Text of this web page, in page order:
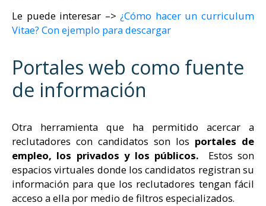
Le puede interesar –>¿Cómo hacer un curriculum
Vitae? Con ejemplo para descargar
Portales web como fuente
de información
Otra herramienta que ha permitido acercar a
reclutadores con candidatos son los portales de
empleo, los privados y los públicos.Estos son
espacios virtuales donde los candidatos registran su
información para que los reclutadores tengan fácil
acceso a ella por medio de filtros especializados.